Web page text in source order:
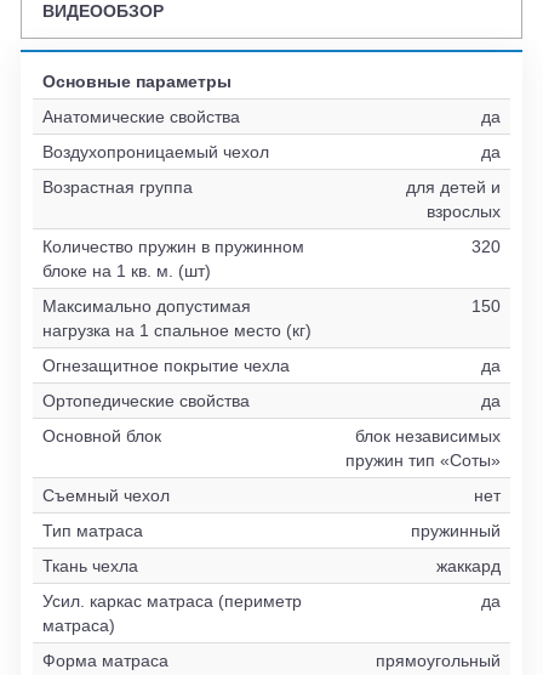
ВИДЕООБЗОР
Основные параметры
Анатомические свойства
да
Воздухопроницаемый чехол
да
Возрастная группа
для детей и
взрослых
Количество пружин в пружинном
блоке на 1 кв. м. (шт)
320
Максимально допустимая
нагрузка на 1 спальное место (кг)
150
Огнезащитное покрытие чехла
да
Ортопедические свойства
да
Основной блок
блок независимых
пружин тип «Соты»
Съемный чехол
нет
Тип матраса
пружинный
Ткань чехла
жаккард
Усил. каркас матраса (периметр
матраса)
да
Форма матраса прямоугольный